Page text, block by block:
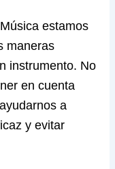
estamos
maneras
instrumento. No
en cuenta
a
y evitar